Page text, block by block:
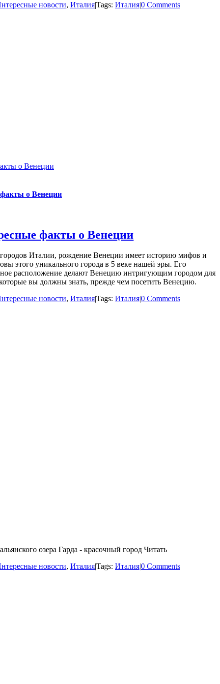
новости, Италия|Tags: Италия|0 Comments
о Венеции
о Венеции
факты о Венеции
Италии, рождение Венеции имеет историю мифов и
этого уникального города в 5 веке нашей эры. Его
расположение делают Венецию интригующим городом для
вы должны знать, прежде чем посетить Венецию.
новости, Италия|Tags: Италия|0 Comments
озера Гарда - красочный город Читать
новости, Италия|Tags: Италия|0 Comments